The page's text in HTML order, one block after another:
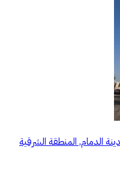
الدمام, المنطقة الشرقية